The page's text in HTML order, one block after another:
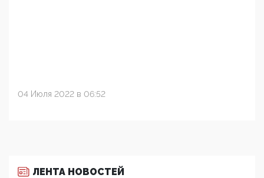
04 Июля 2022 в 06:52
ЛЕНТА НОВОСТЕЙ